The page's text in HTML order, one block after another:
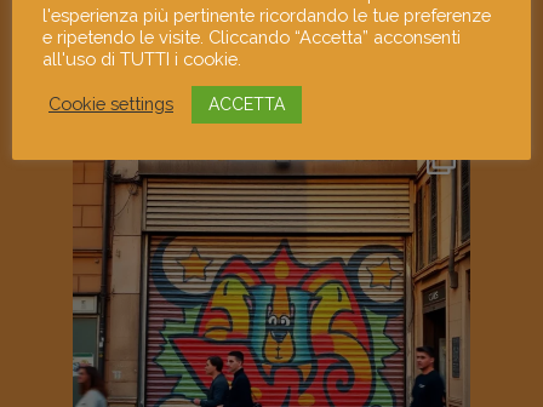
l'esperienza più pertinente ricordando le tue preferenze
e ripetendo le visite. Cliccando “Accetta” acconsenti
all'uso di TUTTI i cookie.
Cookie settings ACCETTA